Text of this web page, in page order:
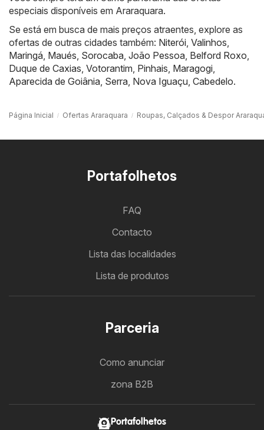
especiais disponíveis em Araraquara.
Se está em busca de mais preços atraentes, explore as
ofertas de outras cidades também: Niterói Valinhos
Maringá Maués Sorocaba João Pessoa Belford Roxo
Duque de Caxias Votorantim Pinhais Maragogi
Aparecida de Goiânia Serra Nova Iguaçu Cabedelo.
Página Inicial Ofertas Araraquara Roupas, Calçados & Despor
Portafolhetos
FAQ
Contacto
Lista das localidades
Lista de produtos
Parceria
Como anunciar
zona B2B
Portafolhetos